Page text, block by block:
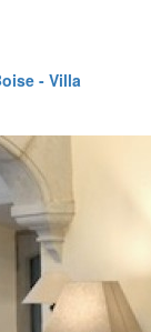
- Villa